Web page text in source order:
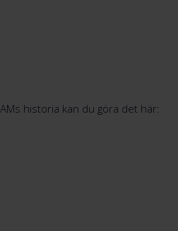
historia kan du göra det här: